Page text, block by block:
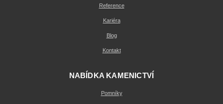
Reference
Kariéra
Blog
Kontakt
NABÍDKA KAMENICTVÍ
Pomníky